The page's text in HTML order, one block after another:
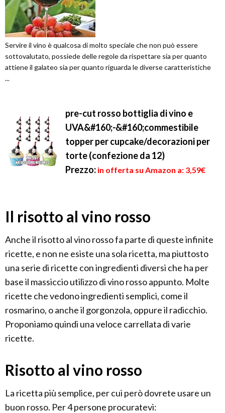
Servire il vino è qualcosa di molto speciale che non può essere
sottovalutato, possiede delle regole da rispettare sia per quanto
attiene il galateo sia per quanto riguarda le diverse caratteristiche
...
pre-cut rosso bottiglia di vino e
UVA&#160;-&#160;commestibile
topper per cupcake/decorazioni per
torte (confezione da 12)
Prezzo: in offerta su Amazon a: 3,59€
Il risotto al vino rosso
Anche il risotto al vino rosso fa parte di queste infinite
ricette, e non ne esiste una sola ricetta, ma piuttosto
una serie di ricette con ingredienti diversi che ha per
base il massiccio utilizzo di vino rosso appunto. Molte
ricette che vedono ingredienti semplici, come il
rosmarino, o anche il gorgonzola, oppure il radicchio.
Proponiamo quindi una veloce carrellata di varie
ricette.
Risotto al vino rosso
La ricetta più semplice, per cui però dovrete usare un
buon rosso. Per 4 persone procuratevi: